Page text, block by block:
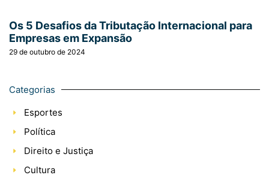
Os 5 Desafios da Tributação Internacional para
Empresas em Expansão
29 de outubro de 2024
Categorias
Esportes
Política
Direito e Justiça
Cultura